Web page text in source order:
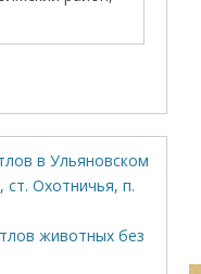
в Ульяновском
Охотничья, п.
животных без